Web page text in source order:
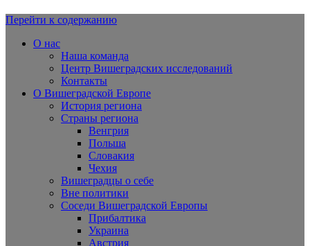
Вишеградская Европа
Перейти к содержанию
О нас
Наша команда
Центр Вишеградских исследований
Контакты
О Вишеградской Европе
История региона
Страны региона
Венгрия
Польша
Словакия
Чехия
Вишеградцы о себе
Вне политики
Соседи Вишеградской Европы
Прибалтика
Украина
Австрия